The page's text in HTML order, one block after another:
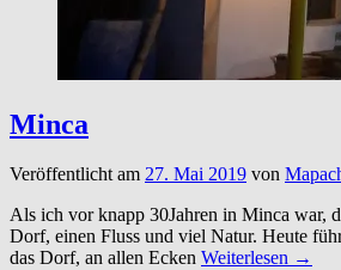
Minca
Veröffentlicht am 27. Mai 2019 von
Als ich vor knapp 30Jahren in Minca war,
Dorf, einen Fluss und viel Natur. Heute
das Dorf, an allen Ecken Weiterlesen →